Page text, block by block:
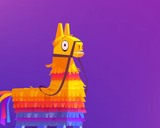
Gala Premilor Literare
Bookzone 2025